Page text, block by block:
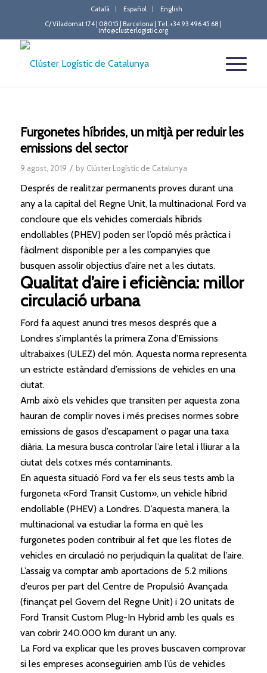
Català Español
English
C/ Viladomat 174 | 08015 | Barcelona | Tel. +34 93 496 45 68 |
info@clusterlogistic.org
Furgonetes híbrides, un mitjà per reduir les
emissions del sector
9 agost, 2019 / by Clúster Logístic de Catalunya
Després de realitzar permanents proves durant una
any a la capital del Regne Unit, la multinacional Ford va
concloure que els vehicles comercials híbrids
endollables (PHEV) poden ser l’opció més pràctica i
fàcilment disponible per a les companyies que
busquen assolir objectius d’aire net a les ciutats.
Qualitat d’aire i eficiència: millor
circulació urbana
Ford fa aquest anunci tres mesos després que a
Londres s’implantés la primera Zona d’Emissions
ultrabaixes (ULEZ) del món. Aquesta norma representa
un estricte estàndard d’emissions de vehicles en una
ciutat.
Amb això els vehicles que transiten per aquesta zona
hauran de complir noves i més precises normes sobre
emissions de gasos d’escapament o pagar una taxa
diària. La mesura busca controlar l’aire letal i lliurar a la
ciutat dels cotxes més contaminants.
En aquesta situació Ford va fer els seus tests amb la
furgoneta «Ford Transit Custom», un vehicle híbrid
endollable (PHEV) a Londres. D’aquesta manera, la
multinacional va estudiar la forma en què les
furgonetes poden contribuir al fet que les flotes de
vehicles en circulació no perjudiquin la qualitat de l’aire.
L’assaig va comptar amb aportacions de 5.2 milions
d’euros per part del Centre de Propulsió Avançada
(finançat pel Govern del Regne Unit) i 20 unitats de
Ford Transit Custom Plug-In Hybrid amb les quals es
van cobrir 240.000 km durant un any.
La Ford va explicar que les proves buscaven comprovar
si les empreses aconseguirien amb l’ús de vehicles